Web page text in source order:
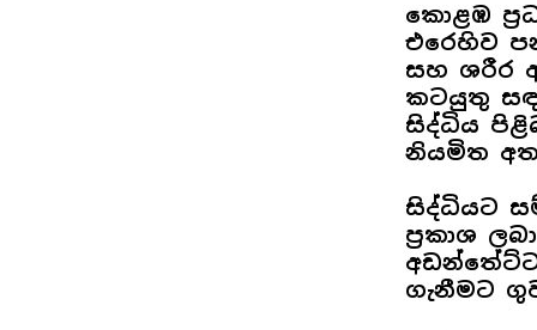
කොළඹ
එරෙහිව
සහ ශරීර
කටයුතු
සිද්ධිය
නියමිත
සිද්ධියට
ප්‍රකාශ
ගැනීමට